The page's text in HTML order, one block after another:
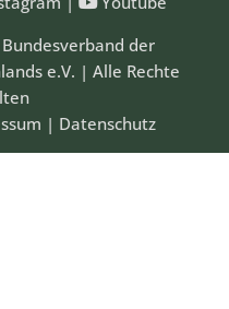
der
e.V. | Alle Rechte
| Datenschutz